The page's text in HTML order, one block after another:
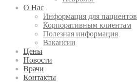
О Нас
Информация для пациентов
Корпоративным клиентам
Полезная информация
Вакансии
Цены
Новости
Врачи
Контакты